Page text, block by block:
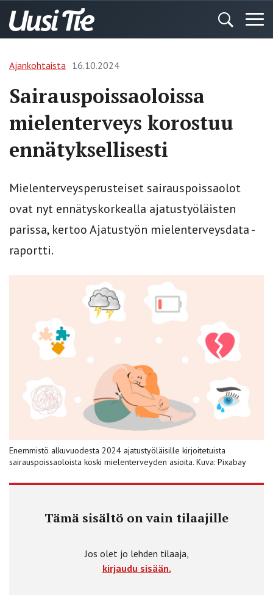
Ajankohtaista 16.10.2024
Sairauspoissaoloissa
mielenterveys korostuu
ennätyksellisesti
Mielenterveysperusteiset sairauspoissaolot
ovat nyt ennätyskorkealla ajatustyöläisten
parissa, kertoo Ajatustyön mielenterveysdata -
raportti.
Enemmistö alkuvuodesta 2024 ajatustyöläisille kirjoitetuista
sairauspoissaoloista koski mielenterveyden asioita. Kuva: Pixabay
Tämä sisältö on vain tilaajille
Jos olet jo lehden tilaaja,
kirjaudu sisään.